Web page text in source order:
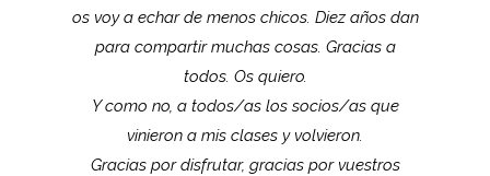
os voy a echar de menos chicos. Diez años dan
para compartir muchas cosas. Gracias a
todos. Os quiero.
Y como no, a todos/as los socios/as que
vinieron a mis clases y volvieron.
Gracias por disfrutar, gracias por vuestros